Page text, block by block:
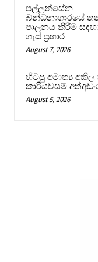
පල්ලන්සේන
බන්ධනාගාරයේ
පාලනය කිරීම
ගෑස් ප්‍රහාර
August 7, 2026
හිටපු අමාත්‍ය අකිල
කාරියවසම්
August 5, 2026